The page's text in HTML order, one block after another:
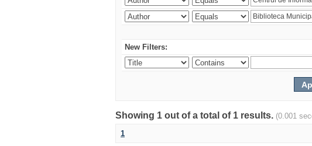
New Filters:
Showing 1 out of a total of 1 results. (0.001
1